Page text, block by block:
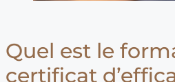
Quel est le
certificat